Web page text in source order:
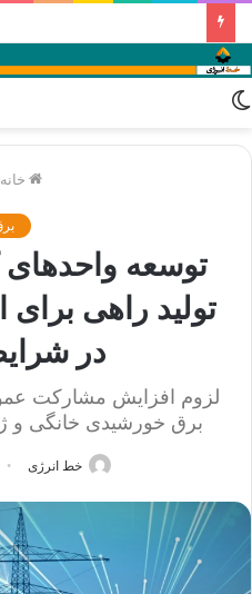
خانه
توسعه واحدهای
تولید راهی
در
لزوم افزایش مشارکت
برق خورشیدی خانگی و
خط انرژی